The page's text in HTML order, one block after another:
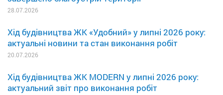
28.07.2026
Хід будівництва ЖК «Удобний» у липні 2026 року:
актуальні новини та стан виконання робіт
20.07.2026
Хід будівництва ЖК MODERN у липні 2026 року:
актуальний звіт про виконання робіт